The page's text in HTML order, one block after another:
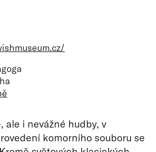
ale i nevážné hudby, v
komorního souboru se